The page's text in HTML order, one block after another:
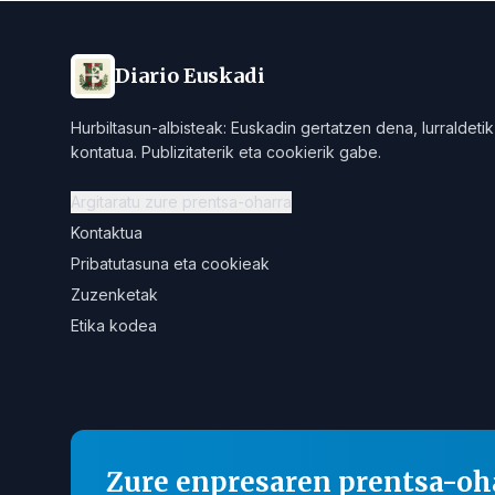
Diario Euskadi
Hurbiltasun-albisteak: Euskadin gertatzen dena, lurraldetik
kontatua. Publizitaterik eta cookierik gabe.
Argitaratu zure prentsa-oharra
Kontaktua
Pribatutasuna eta cookieak
Zuzenketak
Etika kodea
Zure enpresaren prentsa-